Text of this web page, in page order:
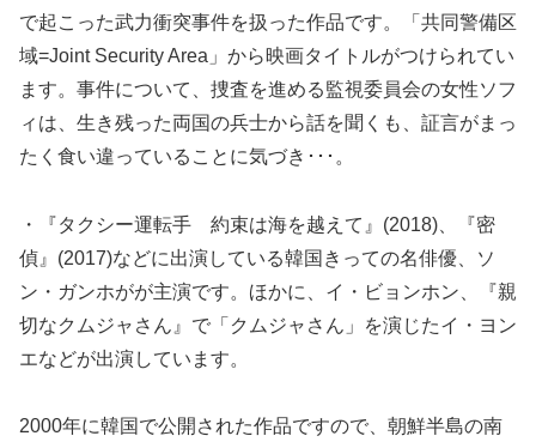
で起こった武力衝突事件を扱った作品です。「共同警備区
域=Joint Security Area」から映画タイトルがつけられてい
ます。事件について、捜査を進める監視委員会の女性ソフ
ィは、生き残った両国の兵士から話を聞くも、証言がまっ
たく食い違っていることに気づき･･･。
・『タクシー運転手 約束は海を越えて』(2018)、『密
偵』(2017)などに出演している韓国きっての名俳優、ソ
ン・ガンホがが主演です。ほかに、イ・ビョンホン、『親
切なクムジャさん』で「クムジャさん」を演じたイ・ヨン
エなどが出演しています。
2000年に韓国で公開された作品ですので、朝鮮半島の南